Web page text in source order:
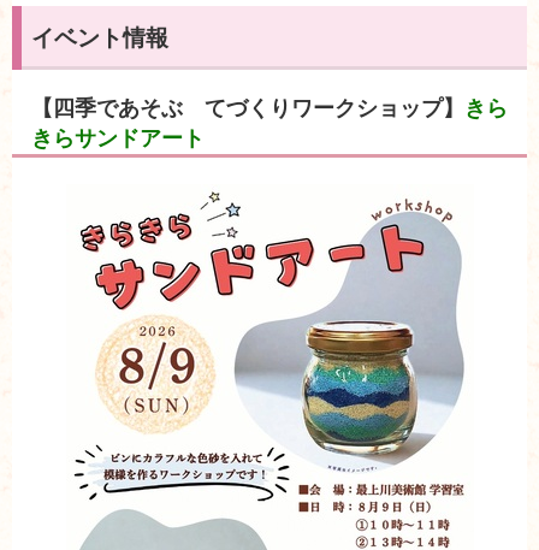
イベント情報
【四季であそぶ てづくりワークショップ】 きら
きらサンドアート